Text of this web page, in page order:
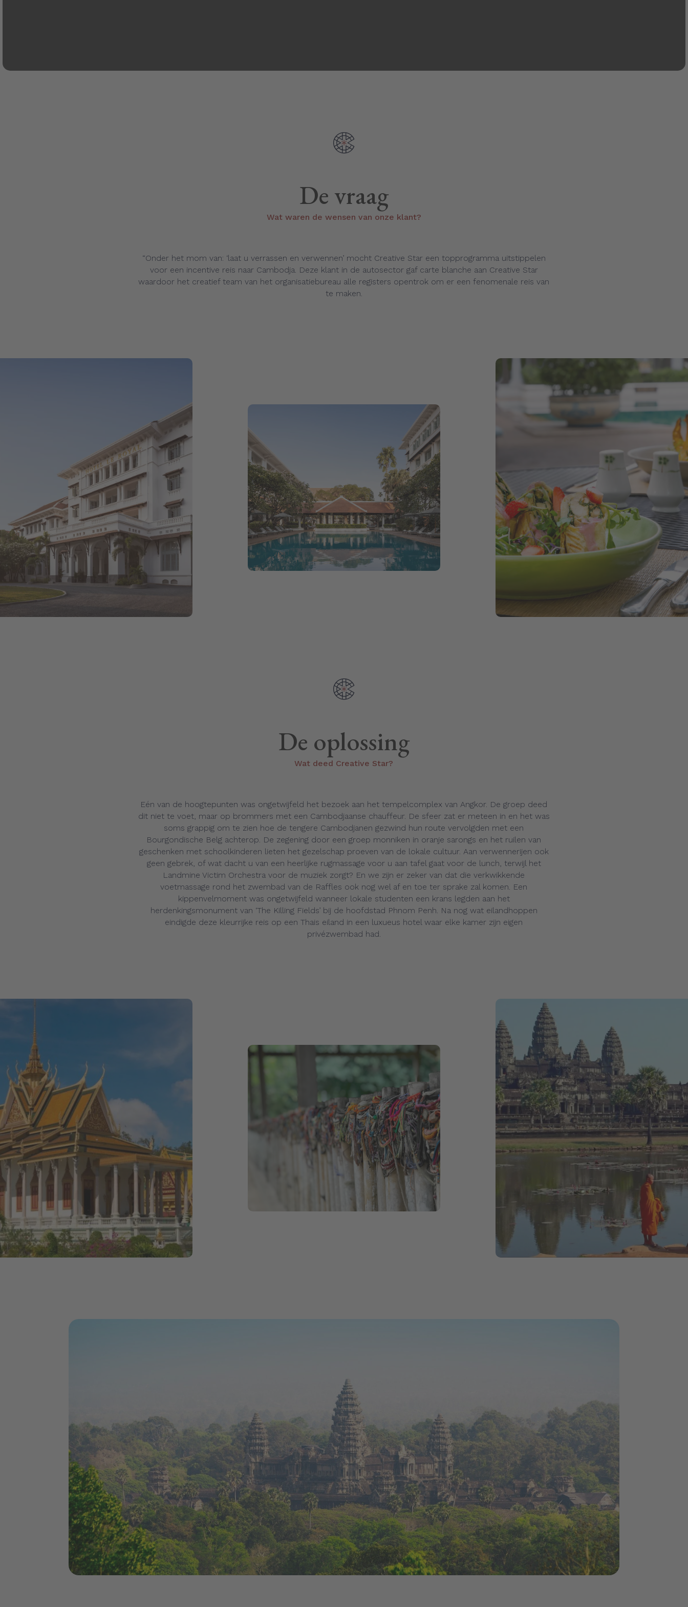
De vraag
Wat waren de wensen van onze klant?
“Onder het mom van: ‘laat u verrassen en verwennen’ mocht Creative Star een topprogramma uitstippelen
voor een incentive reis naar Cambodja. Deze klant in de autosector gaf carte blanche aan Creative Star
waardoor het creatief team van het organisatiebureau alle registers opentrok om er een fenomenale reis van
te maken.
De oplossing
Wat deed Creative Star?
Eén van de hoogtepunten was ongetwijfeld het bezoek aan het tempelcomplex van Angkor. De groep deed
dit niet te voet, maar op brommers met een Cambodjaanse chauffeur. De sfeer zat er meteen in en het was
soms grappig om te zien hoe de tengere Cambodjanen gezwind hun route vervolgden met een
Bourgondische Belg achterop. De zegening door een groep monniken in oranje sarongs en het ruilen van
geschenken met schoolkinderen lieten het gezelschap proeven van de lokale cultuur. Aan verwennerijen ook
geen gebrek, of wat dacht u van een heerlijke rugmassage voor u aan tafel gaat voor de lunch, terwijl het
Landmine Victim Orchestra voor de muziek zorgt? En we zijn er zeker van dat die verkwikkende
voetmassage rond het zwembad van de Raffles ook nog wel af en toe ter sprake zal komen. Een
kippenvelmoment was ongetwijfeld wanneer lokale studenten een krans legden aan het
herdenkingsmonument van ‘The Killing Fields’ bij de hoofdstad Phnom Penh. Na nog wat eilandhoppen
eindigde deze kleurrijke reis op een Thais eiland in een luxueus hotel waar elke kamer zijn eigen
privézwembad had.